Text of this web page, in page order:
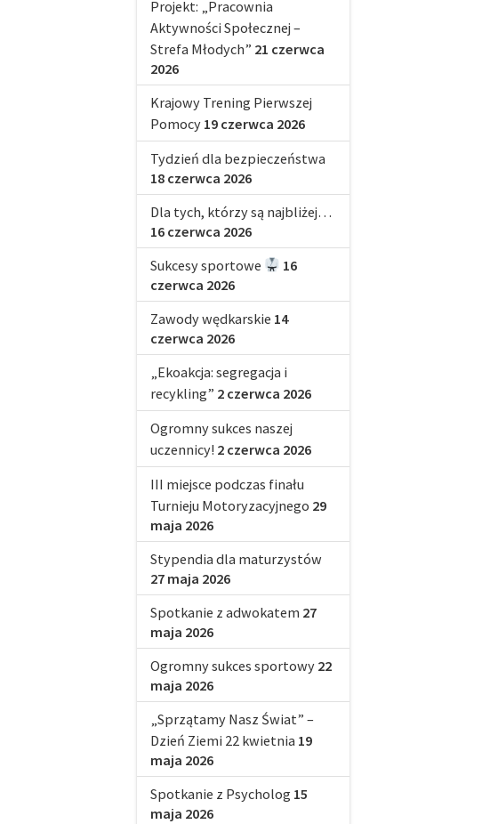
Projekt: „Pracownia
Aktywności Społecznej –
Strefa Młodych” 21 czerwca
2026
Krajowy Trening Pierwszej
Pomocy 19 czerwca 2026
Tydzień dla bezpieczeństwa
18 czerwca 2026
Dla tych, którzy są najbliżej…
16 czerwca 2026
Sukcesy sportowe
16
czerwca 2026
Zawody wędkarskie 14
czerwca 2026
„Ekoakcja: segregacja i
recykling” 2 czerwca 2026
Ogromny sukces naszej
uczennicy! 2 czerwca 2026
III miejsce podczas finału
Turnieju Motoryzacyjnego 29
maja 2026
Stypendia dla maturzystów
27 maja 2026
Spotkanie z adwokatem 27
maja 2026
Ogromny sukces sportowy 22
maja 2026
„Sprzątamy Nasz Świat” –
Dzień Ziemi 22 kwietnia 19
maja 2026
Spotkanie z Psycholog 15
maja 2026